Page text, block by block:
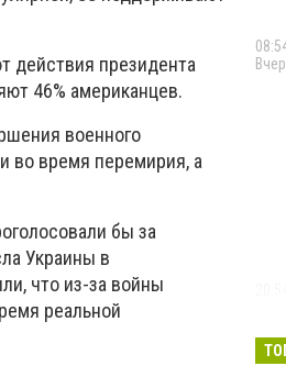
действия президента
46% американцев.
военного
во время перемирия, а
бы за
Украины в
что из-за войны
реальной